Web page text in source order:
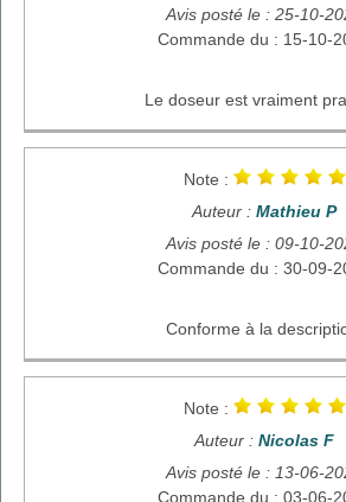
Avis posté le : 25-10-
Commande du : 15-10-
Le doseur est vraiment
Note :
Auteur : Mathieu P
Avis posté le : 09-10-
Commande du : 30-09-
Conforme à la
Note :
Auteur : Nicolas F
Avis posté le : 13-06-
Commande du : 03-06-